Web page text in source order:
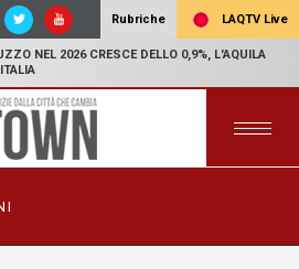
Rubriche LAQTV Live
NEL 2026 CRESCE DELLO 0,9%, L'AQUILA